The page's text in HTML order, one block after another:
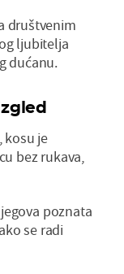
društvenim
ljubitelja
dućanu.
kosu je
bez rukava,
poznata
se radi